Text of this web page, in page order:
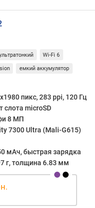
Wi-Fi 6
емкий аккумулятор
пикс, 283 ppi, 120 Гц
слота microSD
8 МП
7300 Ultra (Mali-G615)
мАч, быстрая зарядка
г, толщина 6.83 мм